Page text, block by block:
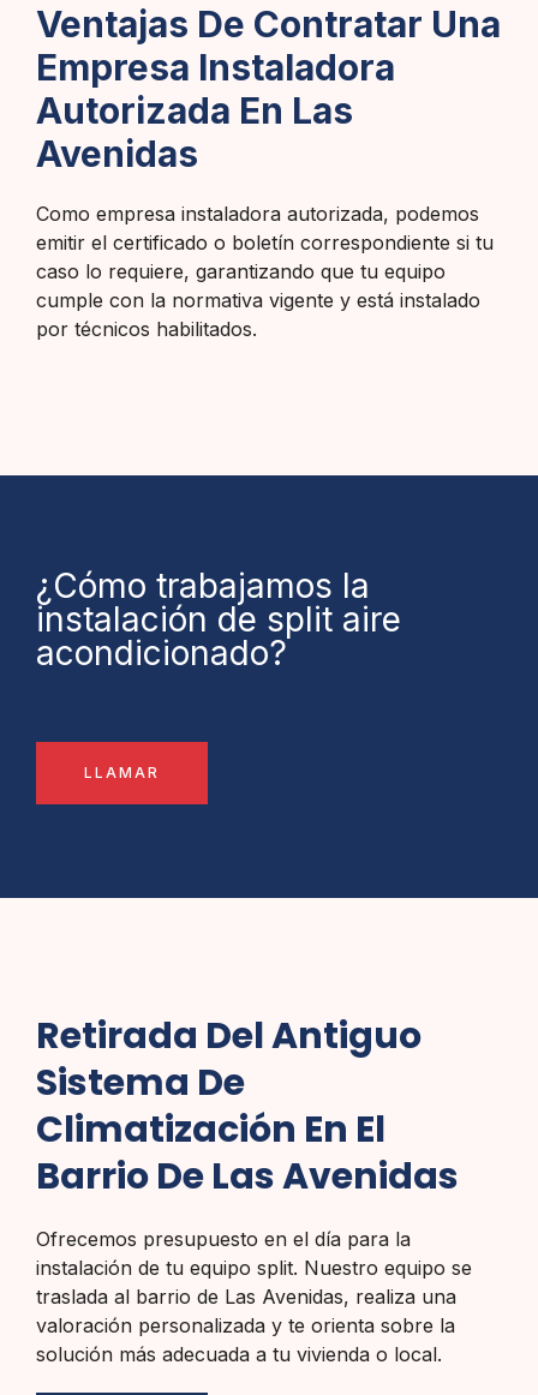
Ventajas De Contratar Una
Empresa Instaladora
Autorizada En Las
Avenidas
Como empresa instaladora autorizada, podemos
emitir el certificado o boletín correspondiente si tu
caso lo requiere, garantizando que tu equipo
cumple con la normativa vigente y está instalado
por técnicos habilitados.
¿Cómo trabajamos la
instalación de split aire
acondicionado?
LLAMAR
Retirada Del Antiguo
Sistema De
Climatización En El
Barrio De Las Avenidas
Ofrecemos presupuesto en el día para la
instalación de tu equipo split. Nuestro equipo se
traslada al barrio de Las Avenidas, realiza una
valoración personalizada y te orienta sobre la
solución más adecuada a tu vivienda o local.